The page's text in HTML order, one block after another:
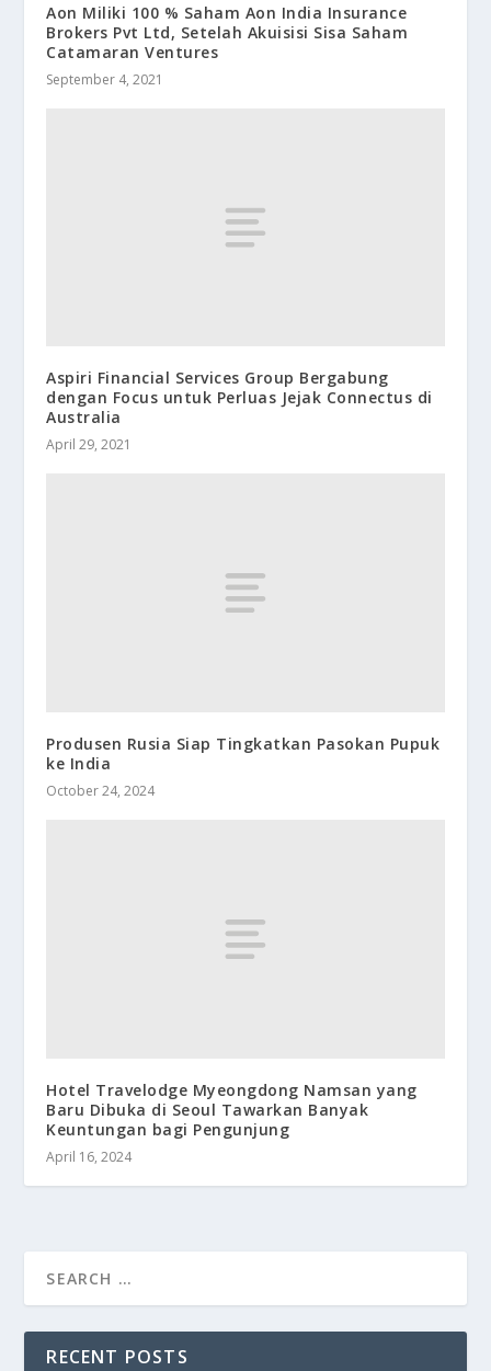
Aon Miliki 100 % Saham Aon India Insurance
Brokers Pvt Ltd, Setelah Akuisisi Sisa Saham
Catamaran Ventures
September 4, 2021
Aspiri Financial Services Group Bergabung
dengan Focus untuk Perluas Jejak Connectus di
Australia
April 29, 2021
Produsen Rusia Siap Tingkatkan Pasokan Pupuk
ke India
October 24, 2024
Hotel Travelodge Myeongdong Namsan yang
Baru Dibuka di Seoul Tawarkan Banyak
Keuntungan bagi Pengunjung
April 16, 2024
RECENT POSTS